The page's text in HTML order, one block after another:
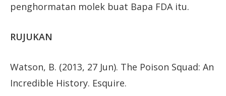
penghormatan molek buat Bapa FDA itu.
RUJUKAN
Watson, B. (2013, 27 Jun). The Poison Squad: An
Incredible History. Esquire.